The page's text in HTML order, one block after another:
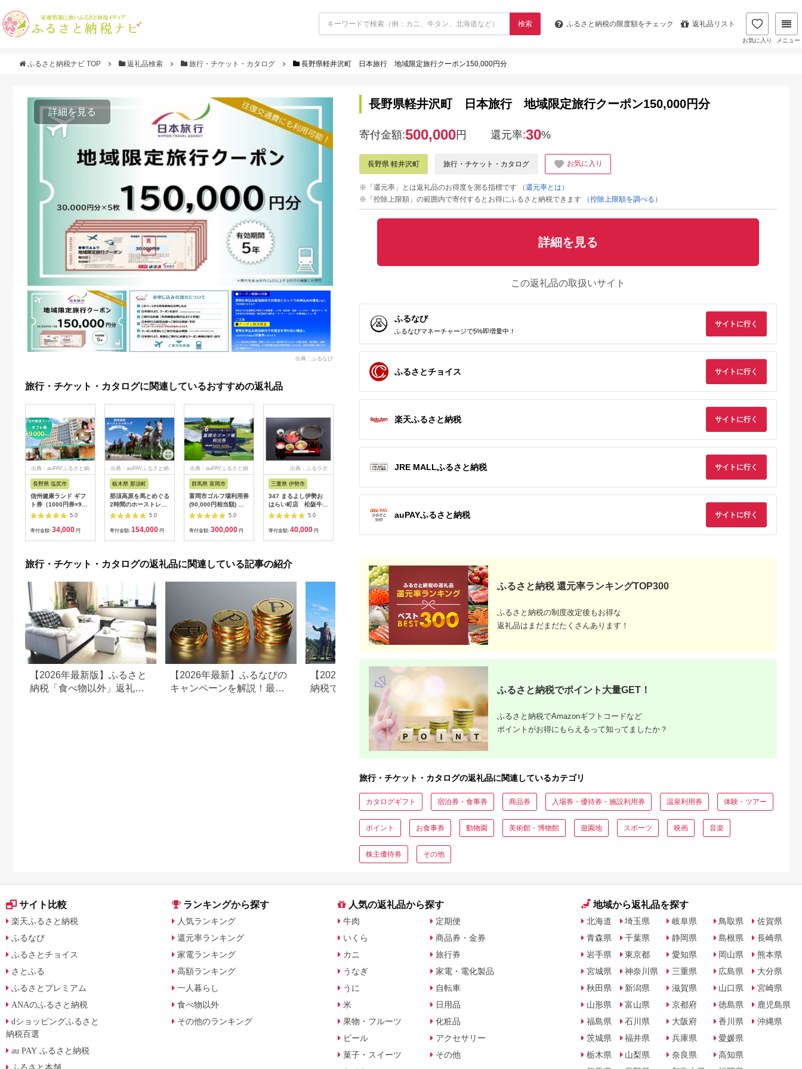
検索 ふるさと納税の限度額をチェック 返礼品リスト
お気に入り メニュー
ふるさと納税ナビ TOP 返礼品検索 旅行・チケット・カタログ 長野県軽井沢町 日本旅行 地域限定旅行クーポン150,000円分
詳細を見る
出典：ふるなび
旅行・チケット・カタログに関連しているおすすめの返礼品
出典：auPAYふるさと納
長野県 塩尻市
信州健康ランド ギフ
ト券（1000円券×9
枚） | 信州健康ランド
サウナ 大浴場 ボディ
ケア リラクゼーショ
5.0
寄付金額: 34,000 円
出典：auPAYふるさと納
栃木県 那須町
那須高原を馬とめぐる
2時間のホーストレッ
キング 外乗ペア利用
券【平日限定】チケッ
ト 利用券 ペア 体験
5.0
寄付金額: 154,000 円
出典：auPAYふるさと納
群馬県 富岡市
富岡市ゴルフ場利用券
(90,000円相当額) ゴ
ルフ チケット 平日 土
日 祝日 プレー券 関東
群馬県 首都圏 F20E-
5.0
寄付金額: 300,000 円
出典：ふるラボ
三重県 伊勢市
347 まるよし伊勢お
はらい町店 松阪牛焼
肉御膳(150g) ペアお
5.0
寄付金額: 40,000 円
出典：楽天ふるさと納
【ふるさと納税】ゴル
クラブ 利用券 10,000
円分（1,000円×10
5.0
出典：auPAYふるさと納
ひらつか☆スターライ
納税返礼ポイント）
15000pt付与 商品券
5.0
20-05 茨城県産コシヒ
【ふるさと納税】ホテ
出典：auPAYふるさと納
No.422 入浴回数券1
冊（6枚つづり） ／
SPAキセラ川西 温泉
19,000
出典：auPAYふるさと
屋久島プライベート
カスタマイズツアー
173,000
旅行・チケット・カタログの返礼品に関連している記事の紹介
【2026年最新版】ふるさと
納税「食べ物以外」返礼品
【2026年最新】ふるなびの
キャンペーンを解説！最大
【2026年最新版】ふるさと
納税でディズニー返礼品は
もらえる？ホテル・チケッ
ト・公式グッズを徹底解説
で30万円寄付できる？おす
すめ返礼品も紹介
長野県軽井沢町 日本旅行 地域限定旅行クーポン150,000円分
寄付金額:500,000円 還元率:30%
長野県 軽井沢町 旅行・チケット・カタログ お気に入り
※「還元率」とは返礼品のお得度を測る指標です
（還元率とは）
※「控除上限額」の範囲内で寄付するとお得にふるさと納税できます
（控除上限額を調べる）
詳細を見る
この返礼品の取扱いサイト
ふるなび
ふるなびマネーチャージで5%即増量中！
サイトに行く
ふるさとチョイス サイトに行く
楽天ふるさと納税 サイトに行く
JRE MALLふるさと納税 サイトに行く
auPAYふるさと納税 サイトに行く
ふるさと納税 還元率ランキングTOP300
ふるさと納税の制度改定後もお得な
返礼品はまだまだたくさんあります！
ふるさと納税でポイント大量GET！
ふるさと納税でAmazonギフトコードなど
ポイントがお得にもらえるって知ってましたか？
旅行・チケット・カタログの返礼品に関連しているカテゴリ
カタログギフト 宿泊券・食事券 商品券 入場券・優待券・施設利用券 温泉利用券 体験・ツアー
ポイント お食事券 動物園 美術館・博物館 遊園地 スポーツ 映画 音楽
株主優待券 その他
サイト比較
楽天ふるさと納税
ふるなび
ふるさとチョイス
さとふる
ふるさとプレミアム
ANAのふるさと納税
dショッピングふるさと
納税百選
au PAY ふるさと納税
ふるさと本舗
ランキングから探す
人気ランキング
還元率ランキング
家電ランキング
高額ランキング
一人暮らし
食べ物以外
その他のランキング
人気の返礼品から探す
牛肉
いくら
カニ
うなぎ
うに
米
果物・フルーツ
ビール
菓子・スイーツ
定期便
商品券・金券
旅行券
家電・電化製品
自転車
日用品
化粧品
アクセサリー
その他
地域から返礼品を探す
北海道
青森県
岩手県
宮城県
秋田県
山形県
福島県
茨城県
栃木県
埼玉県
千葉県
東京都
神奈川県
新潟県
富山県
石川県
福井県
山梨県
岐阜県
静岡県
愛知県
三重県
滋賀県
京都府
大阪府
兵庫県
奈良県
鳥取県
島根県
岡山県
広島県
山口県
徳島県
香川県
愛媛県
高知県
佐賀県
長崎県
熊本県
大分県
宮崎県
鹿児島県
沖縄県